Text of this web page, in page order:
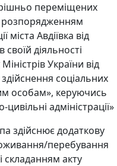
переміщених
розпорядженням
міста Авдіївка від
діяльності
України від
соціальних
особам», керуючись
адміністрації»
здійснює додаткову
перебування
складанням акту